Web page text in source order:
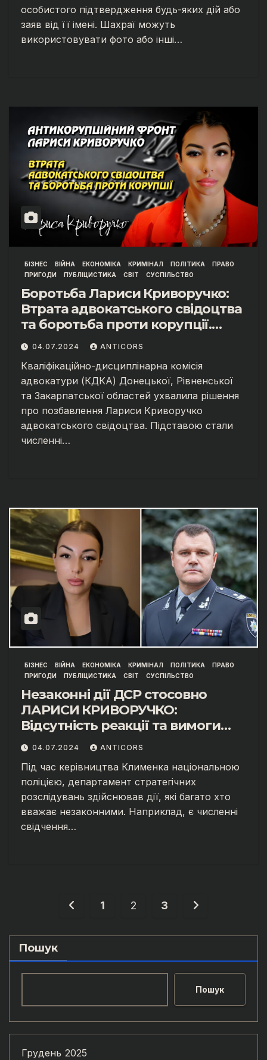
особистого підтвердження будь-яких дій або
заяв від її імені. Шахраї можуть
використовувати фото або інші…
БІЗНЕС ВІЙНА ЕКОНОМІКА КРИМІНАЛ ПОЛІТИКА
ПРАВО
ПРИГОДИ
ПУБЛІЦИСТИКА СВІТ СУСПІЛЬСТВО
Боротьба Лариси Криворучко:
Втрата адвокатського свідоцтва
та боротьба проти корупції.
АНТИКОРУПЦІЙНИЙ ФРОНТ
ЛАРИСИ КРИВОРУЧКО.
04.07.2024 ANTICORS
Кваліфікаційно-дисциплінарна комісія
адвокатури (КДКА) Донецької, Рівненської
та Закарпатської областей ухвалила рішення
про позбавлення Лариси Криворучко
адвокатського свідоцтва. Підставою стали
численні…
БІЗНЕС ВІЙНА ЕКОНОМІКА КРИМІНАЛ ПОЛІТИКА
ПРАВО
ПРИГОДИ
ПУБЛІЦИСТИКА СВІТ СУСПІЛЬСТВО
Незаконні дії ДСР стосовно
ЛАРИСИ КРИВОРУЧКО:
Відсутність реакції та вимоги
справедливості.
АНТИКОРУПЦІЙНИЙ ФРОНТ
ЛАРИСИ КРИВОРУЧКО
04.07.2024 ANTICORS
Під час керівництва Клименка національною
поліцією, департамент стратегічних
розслідувань здійснював дії, які багато хто
вважає незаконними. Наприклад, є численні
свідчення…
Пагінація
записів
1 2 3
Пошук
Пошук
Грудень 2025